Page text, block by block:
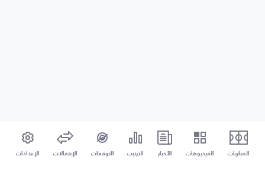
المباريات الفيديوهات الأخبار الترتيب التوقعات الإنتقالات الإعدادات